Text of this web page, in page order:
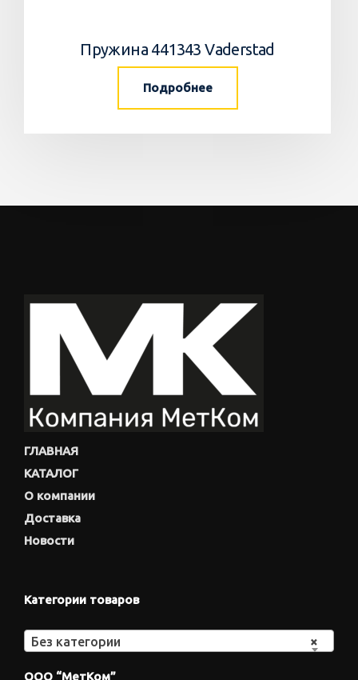
Пружина 441343 Vaderstad
Подробнее
ГЛАВНАЯ
КАТАЛОГ
О компании
Доставка
Новости
Категории товаров
×
Без категории
ООО “МетКом”